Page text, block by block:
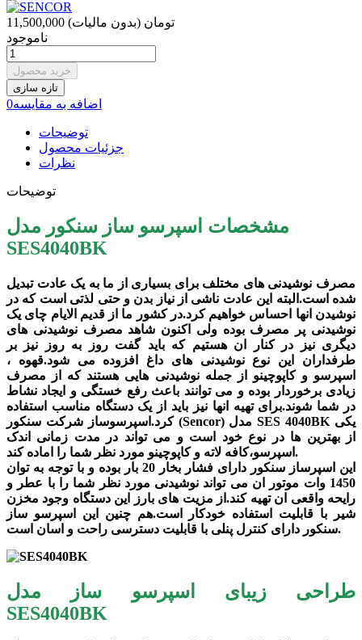
11,500,000 تومان (بدون مالیات)
ناموجود
خرید محصول
اضافه به مقایسه0
توضیحات
جزئیات محصول
نظرات
توضیحات
مشخصات اسپرسو ساز سنکور مدل
SES4040BK
مصرف نوشیدنی های مختلف برای بسیاری از ما به یک عادت تبدیل
شده است.البته این عادت ناشی از نیاز بدن و حتی لذتی است که در
نوشیدن انها احساس خواهیم کرد.در کشور ما از قدیم الایام چای یک
نوشیدنی پر مصرف بوده ولی اکنون شاهد مصرف نوشیدنی های
دیگری نیز در کنار ان هستیم که باید گفت روز به روز نیز بر
طرفداران این نوع نوشیدنی های داغ افزوده می شود.قهوه ،
اسپرسو و کاپوچینو از جمله نوشیدنی هایی هستند که از مصرف
زیادی برخوردار بوده و می توانند باعث رفع خستگی و ایجاد نشاط
در شما شوند.برای تهیه انها نیز باید از یک دستگاه مناسب استفاده
کرد.اسپرسوساز شرکت سنکور (Sencor) مدل SES 4040BK یکی
از بهترین ها در نوع خود است و می تواند در مدت زمانی اندک
اسپرسو،کافه لاته و کاپوچینو مورد نظر شما را اماده کند.
این اسپرساز سنکور دارای فشار بخار 20 بار بوده و با توجه به توان
1450 وات موتور ان می تواند نوشیدنی مورد نظر شما را با عطر و
رایحه واقعی ان تهیه کند.از مزیت های بارز این دستگاه وجود مخزن
شیر با قابلیت استفاده خودکار است.هم چنین این اسپرسو ساز
سنکور دارای کنترل پنلی با قابلیت دسترسی راحت و اسان است.
طراحی زیبای اسپرسو ساز مدل
SES4040BK